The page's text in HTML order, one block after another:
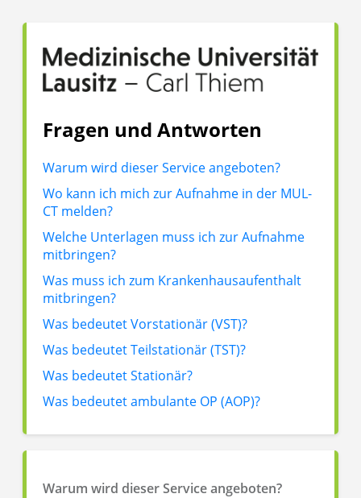
Fragen und Antworten
Warum wird dieser Service angeboten?
Wo kann ich mich zur Aufnahme in der MUL-
CT melden?
Welche Unterlagen muss ich zur Aufnahme
mitbringen?
Was muss ich zum Krankenhausaufenthalt
mitbringen?
Was bedeutet Vorstationär (VST)?
Was bedeutet Teilstationär (TST)?
Was bedeutet Stationär?
Was bedeutet ambulante OP (AOP)?
Warum wird dieser Service angeboten?